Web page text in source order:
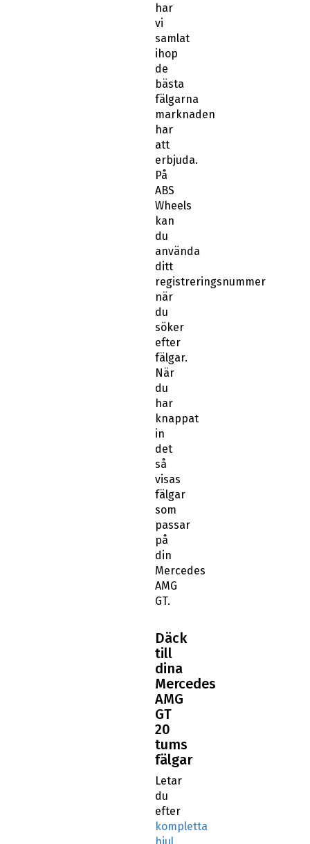
har
vi
samlat
ihop
de
bästa
fälgarna
marknaden
har
att
erbjuda.
På
ABS
Wheels
kan
du
använda
ditt
registreringsnummer
när
du
söker
efter
fälgar.
När
du
har
knappat
in
det
så
visas
fälgar
som
passar
på
din
Mercedes
AMG
GT.
Däck
till
dina
Mercedes
AMG
GT
20
tums
fälgar
Letar
du
efter
kompletta